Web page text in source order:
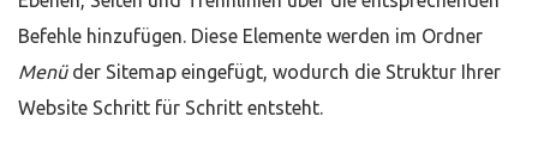
Befehle hinzufügen. Diese Elemente werden im Ordner
Menüder Sitemap eingefügt, wodurch die Struktur Ihrer
Website Schritt für Schritt entsteht.